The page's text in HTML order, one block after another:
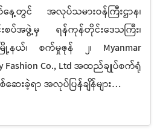
ေ့တွင် အလုပ်သမားဝန်ကြီးဌာန၊
းစပ်အဖွဲ့မှ ရန်ကုန်တိုင်းဒေသကြီး၊
ြို့နယ်၊ စက်မှုဇုန် ၂၊ Myanmar
Fashion Co., Ltd အထည်ချုပ်စက်ရုံ
ေးခဲ့ရာ အလုပ်ပြန်ချိန်များ…